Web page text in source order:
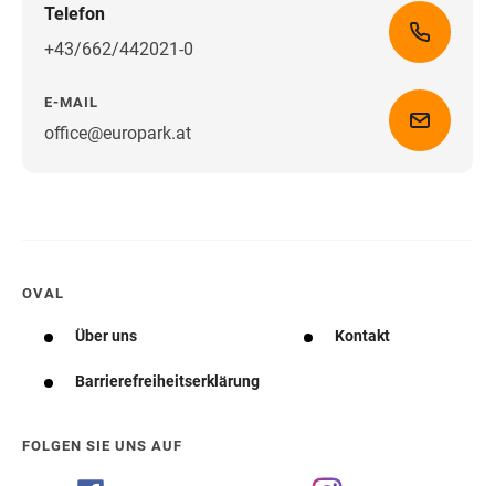
Telefon
+43/662/442021-0
E-MAIL
office@europark.atWegbeschreibung erhalten
OVAL
Über uns Kontakt
Barrierefreiheitserklärung
FOLGEN SIE UNS AUF